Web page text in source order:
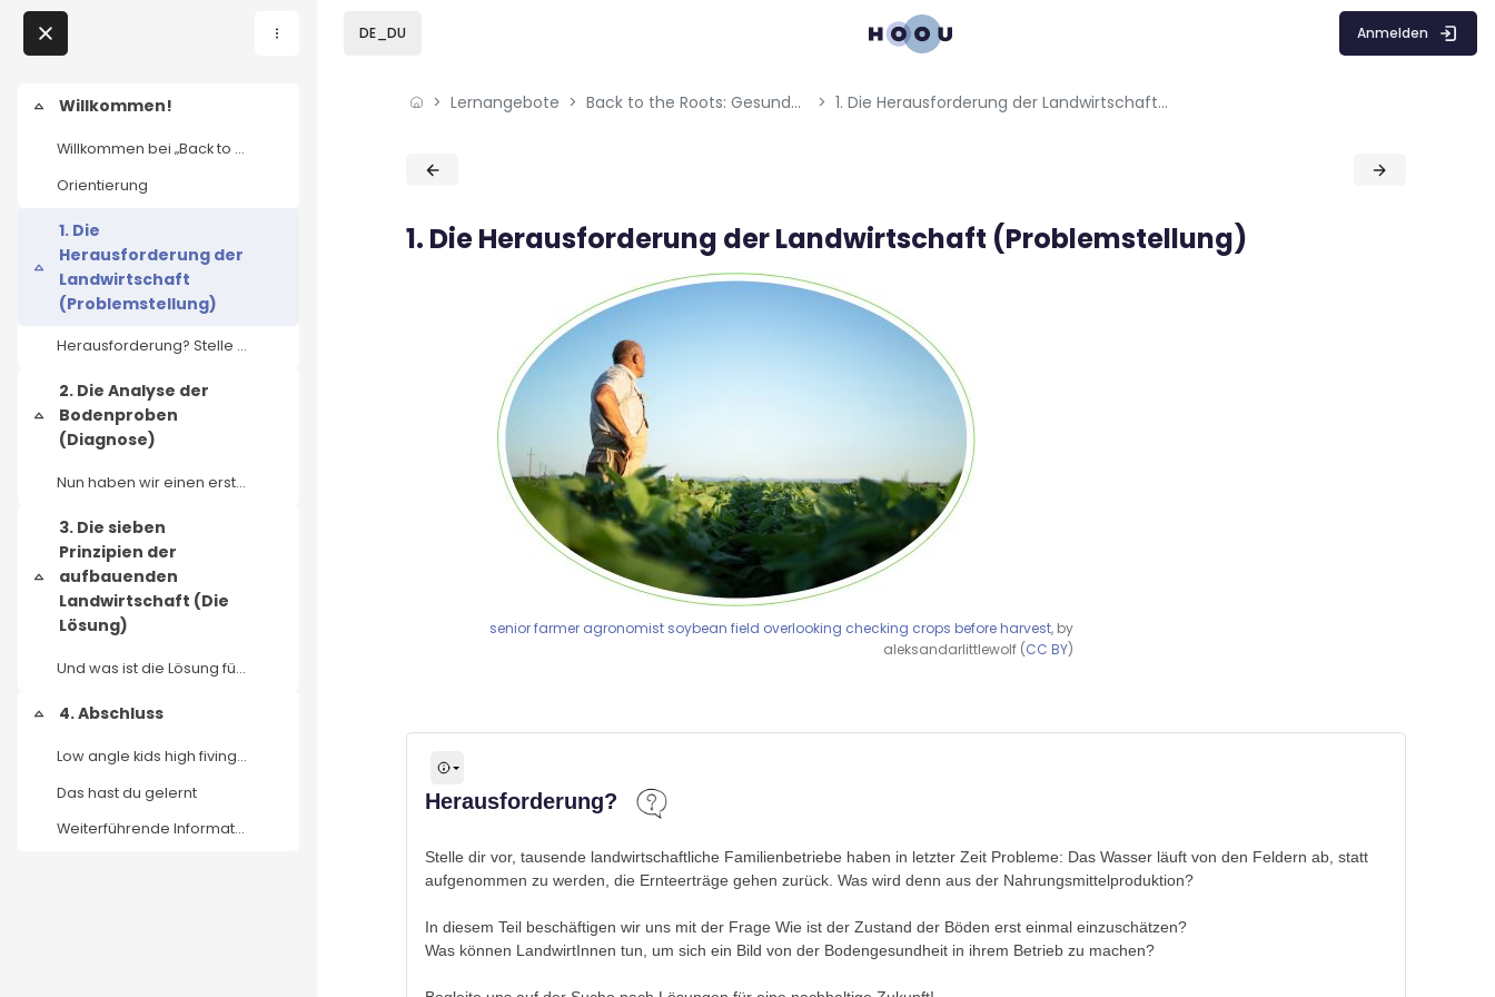
Home
Lernangebote
Podcasts
Meine Lernangebote
Über uns
Kontakt
Einklappen
Willkommen!
Willkommen bei „Back to the Roots: Gesunde Böden r...
Orientierung
Einklappen
1. Die
Herausforderung der
Landwirtschaft
(Problemstellung)
Herausforderung? Stelle dir vor, tausende landwirt...
Einklappen
2. Die Analyse der
Bodenproben
(Diagnose)
Nun haben wir einen ersten Blick in die Böden gewo...
Einklappen
3. Die sieben
Prinzipien der
aufbauenden
Landwirtschaft (Die
Lösung)
Und was ist die Lösung für dieses Problem? Im näch...
Einklappen
4. Abschluss
Low angle kids high fiving designed by freepik (CC...
Das hast du gelernt
Weiterführende Informationen
Direkt zu - Schließen
DE_DU Anmelden
Lernangebote Back to the Roots: Gesunde Böden regenerieren Wasser 1. Die Herausforderung der Landwirtschaft (Problemstellung)
Blöcke
Blöcke
1. Die Herausforderung der Landwirtschaft (Problemstellung)
senior farmer agronomist soybean field overlooking checking crops before harvest, by
aleksandarlittlewolf (CC BY)
Herausforderung?
Stelle dir vor, tausende landwirtschaftliche Familienbetriebe haben in letzter Zeit Probleme: Das Wasser läuft von den Feldern ab, statt
aufgenommen zu werden, die Ernteerträge gehen zurück. Was wird denn aus der Nahrungsmittelproduktion?
In diesem Teil beschäftigen wir uns mit der Frage Wie ist der Zustand der Böden erst einmal einzuschätzen?
Was können LandwirtInnen tun, um sich ein Bild von der Bodengesundheit in ihrem Betrieb zu machen?